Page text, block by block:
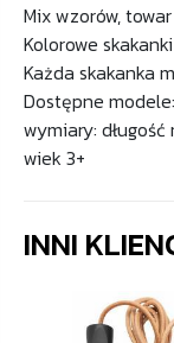
Mix wzorów,
Kolorowe
Każda skakanka
Dostępne
wymiary: długość
wiek 3+
INNI